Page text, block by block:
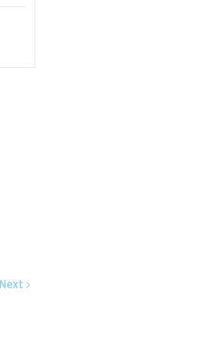
Next